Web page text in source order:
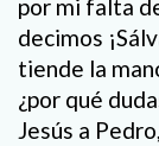
por mi falta
decimos
tiende la
¿por qué
Jesús a